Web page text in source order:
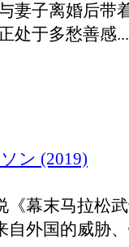
妻子离婚后带
处于多愁善感...
ン (2019)
《幕末马拉松
自外国的威胁